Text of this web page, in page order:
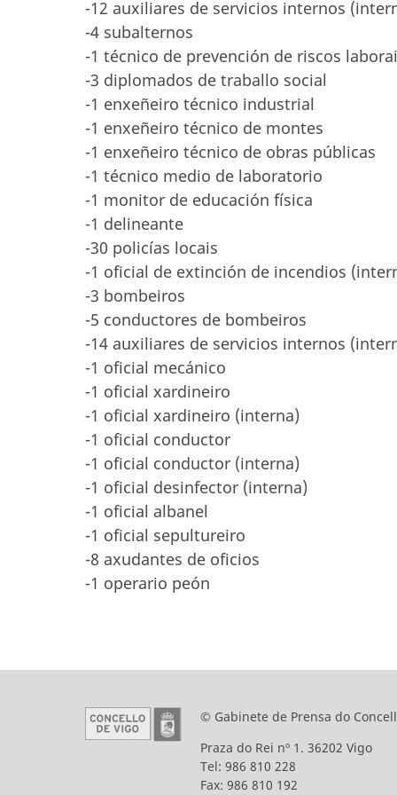
-12 auxiliares de servicios internos
-4 subalternos
-1 técnico de prevención de riscos
-3 diplomados de traballo social
-1 enxeñeiro técnico industrial
-1 enxeñeiro técnico de montes
-1 enxeñeiro técnico de obras públicas
-1 técnico medio de laboratorio
-1 monitor de educación física
-1 delineante
-30 policías locais
-1 oficial de extinción de incendios
-3 bombeiros
-5 conductores de bombeiros
-14 auxiliares de servicios internos
-1 oficial mecánico
-1 oficial xardineiro
-1 oficial xardineiro (interna)
-1 oficial conductor
-1 oficial conductor (interna)
-1 oficial desinfector (interna)
-1 oficial albanel
-1 oficial sepultureiro
-8 axudantes de oficios
-1 operario peón
© Gabinete de Prensa do
Praza do Rei nº 1. 36202 Vigo
Tel: 986 810 228
Fax: 986 810 192